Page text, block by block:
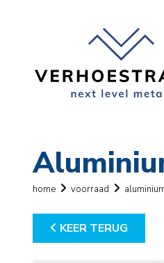
home voorraad
KEER TERUG